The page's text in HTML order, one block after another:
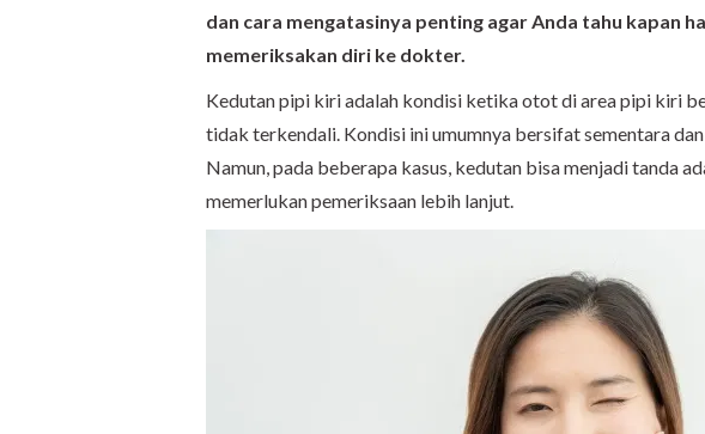
dan cara mengatasinya penting agar Anda tahu kapan
memeriksakan diri ke dokter.
Kedutan pipi kiri adalah kondisi ketika otot di area pipi kiri
tidak terkendali. Kondisi ini umumnya bersifat sementara
Namun, pada beberapa kasus, kedutan bisa menjadi tanda
memerlukan pemeriksaan lebih lanjut.